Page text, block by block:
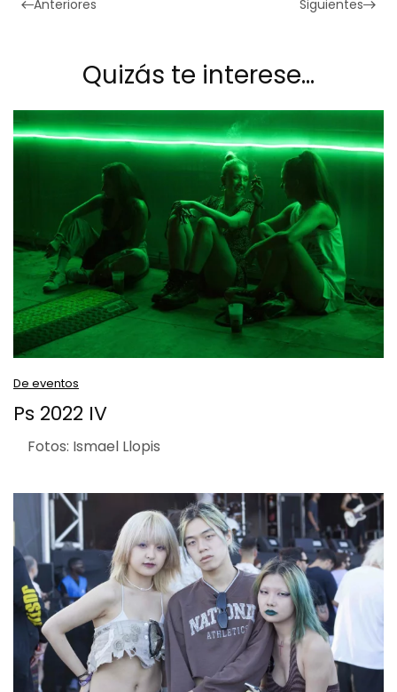
Anteriores Siguientes
Quizás te interese…
De eventos
Ps 2022 IV
Fotos: Ismael Llopis